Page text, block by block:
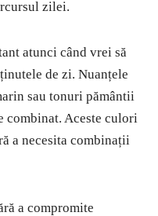
zilei.
atunci când vrei să
de zi. Nuanțele
sau tonuri pământii
combinat. Aceste culori
a necesita combinații
a compromite